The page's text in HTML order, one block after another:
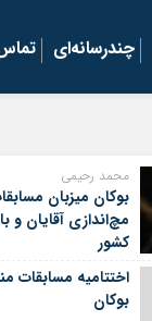
چندرسانه‌ای
محمد رحیمی
بوکان میزبان
مچ‌اندازی آقایان و
کشور
اختتامیه مسابقات
بوکان